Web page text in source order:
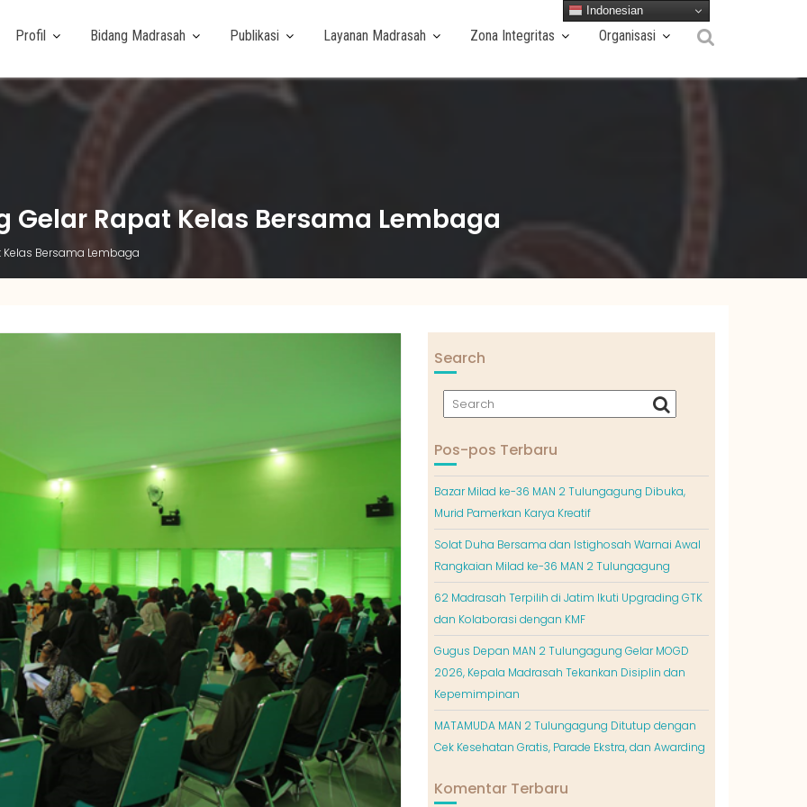
Profil Bidang Madrasah Publikasi Layanan Madrasah Zona Integritas Organisasi
Gelar Rapat Kelas Bersama Lembaga
Kelas Bersama Lembaga
Search
Pos-pos Terbaru
Bazar Milad ke-36 MAN 2 Tulungagung Dibuka,
Murid Pamerkan Karya Kreatif
Solat Duha Bersama dan Istighosah Warnai Awal
Rangkaian Milad ke-36 MAN 2 Tulungagung
62 Madrasah Terpilih di Jatim Ikuti Upgrading GTK
dan Kolaborasi dengan KMF
Gugus Depan MAN 2 Tulungagung Gelar MOGD
2026, Kepala Madrasah Tekankan Disiplin dan
Kepemimpinan
MATAMUDA MAN 2 Tulungagung Ditutup dengan
Cek Kesehatan Gratis, Parade Ekstra, dan Awarding
Komentar Terbaru
Indonesian